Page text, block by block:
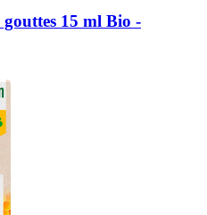
15 ml Bio -